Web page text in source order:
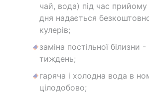
чай, вода) під час прийому
дня надається
кулерів;
заміна постільної білизни
тиждень;
гаряча і холодна вода в
цілодобово;